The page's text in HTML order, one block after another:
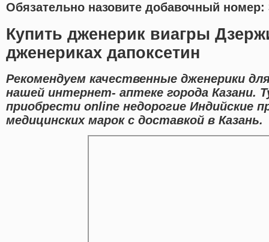
Обязательно назовите добавочный номер:
Купить дженерик виагры
дженериках дапоксетин
Рекомендуем качественные дженерики
нашей интернет- аптеке города Казани.
приобрести online недорогие Индийские
медицинских марок с доставкой в Казань.